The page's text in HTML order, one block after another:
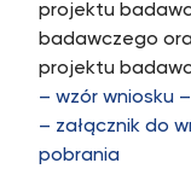
projektu
badawczego
projektu
– wzór wniosku
– załącznik do
pobrania